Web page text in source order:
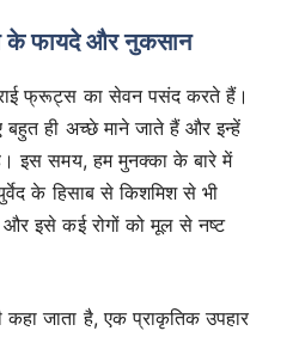
के फायदे और नुकसान
फ्रूट्स का सेवन पसंद करते हैं।
ही अच्छे माने जाते हैं और इन्हें
इस समय, हम मुनक्का के बारे में
के हिसाब से किशमिश से भी
और इसे कई रोगों को मूल से नष्ट
कहा जाता है, एक प्राकृतिक उपहार